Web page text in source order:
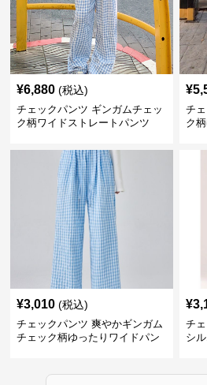
¥6,880 (税込)
チェックパンツ ギンガムチェッ
ク柄ワイドストレートパンツ
¥
チ
ク
¥3,010 (税込)
チェックパンツ 爽やかギンガム
チェック柄ゆったりワイドパン
¥
チ
シ